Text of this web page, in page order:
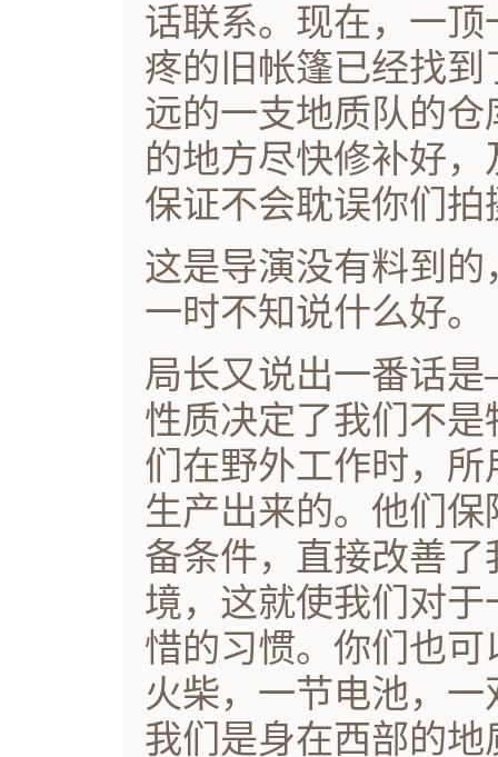
话联系。现在，一
疼的旧帐篷已经找
远的一支地质队的
的地方尽快修补好
保证不会耽误你们
这是导演没有料到
一时不知说什么好。
局长又说出一番话
性质决定了我们不
们在野外工作时，
生产出来的。他们
备条件，直接改善
境，这就使我们对
惜的习惯。你们也
火柴，一节电池，
我们是身在西部的